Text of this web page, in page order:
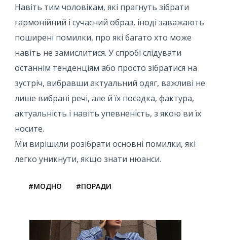
Навіть тим чоловікам, які прагнуть зібрати
гармонійний і сучасний образ, іноді заважають
поширені помилки, про які багато хто може
навіть не замислитися. У спробі слідувати
останнім тенденціям або просто зібратися на
зустріч, вибравши актуальний одяг, важливі не
лише вибрані речі, але й їх посадка, фактура,
актуальність і навіть упевненість, з якою ви їх
носите.
Ми вирішили розібрати основні помилки, які
легко уникнути, якщо знати нюанси.
#МОДНО #ПОРАДИ